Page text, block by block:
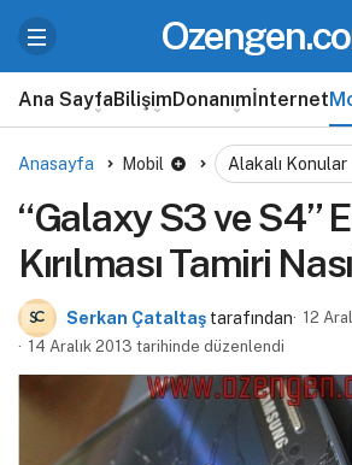
Ana SayfaBilişimDonanımİnternet
Anasayfa Mobil Alakalı Konular
“Galaxy S3 ve S4”
Kırılması Tamiri
Serkan Çataltaş tarafından
12
14 Aralık 2013 tarihinde düzenlendi